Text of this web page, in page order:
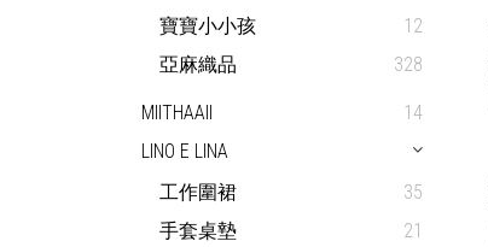
寶寶小小孩
12
亞麻織品
328
MIITHAAII
14
LINO E LINA
工作圍裙
35
手套桌墊
21